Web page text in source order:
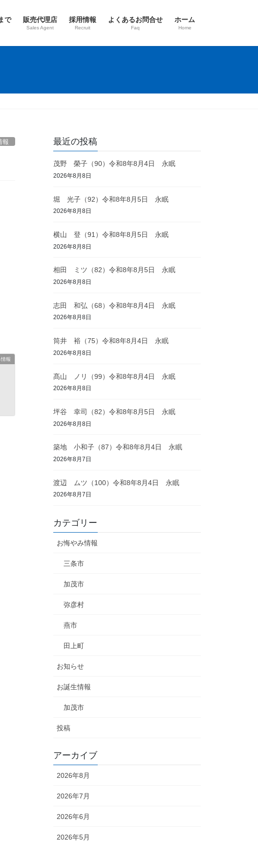
で 販売代理店
Sales Agent
採用情報
Recruit
よくあるお問合せ
Faq
ホーム
Home
報
報
最近の投稿
茂野 榮子（90）令和8年8月4日 永眠
2026年8月8日
堀 光子（92）令和8年8月5日 永眠
2026年8月8日
横山 登（91）令和8年8月5日 永眠
2026年8月8日
相田 ミツ（82）令和8年8月5日 永眠
2026年8月8日
志田 和弘（68）令和8年8月4日 永眠
2026年8月8日
筒井 裕（75）令和8年8月4日 永眠
2026年8月8日
髙山 ノリ（99）令和8年8月4日 永眠
2026年8月8日
坪谷 幸司（82）令和8年8月5日 永眠
2026年8月8日
築地 小和子（87）令和8年8月4日 永眠
2026年8月7日
渡辺 ムツ（100）令和8年8月4日 永眠
2026年8月7日
カテゴリー
お悔やみ情報
三条市
加茂市
弥彦村
燕市
田上町
お知らせ
お誕生情報
加茂市
投稿
アーカイブ
2026年8月
2026年7月
2026年6月
2026年5月